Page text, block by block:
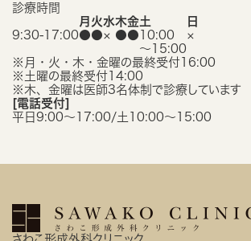
診療時間
月 火水木金土
日
9:30-17:00●●× ●● 10:00
〜15:00
×
※月・火・木・金曜の最終受付16:00
※土曜の最終受付14:00
※木、金曜は医師3名体制で診療しています
[電話受付]
平日9:00〜17:00/土10:00〜15:00